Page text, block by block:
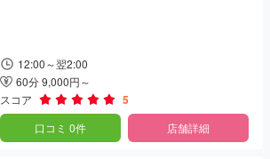
12:00～翌2:00
60分 9,000円～
スコア
5
口コミ 0件 店舗詳細